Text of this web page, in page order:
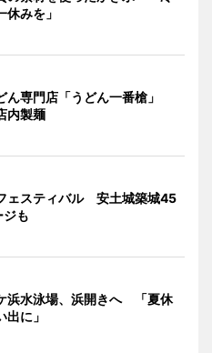
みを」
ん専門店「うどん一番槍」
内製麺
ェスティバル 安土城築城45
も
浜水泳場、浜開きへ 「夏休
に」